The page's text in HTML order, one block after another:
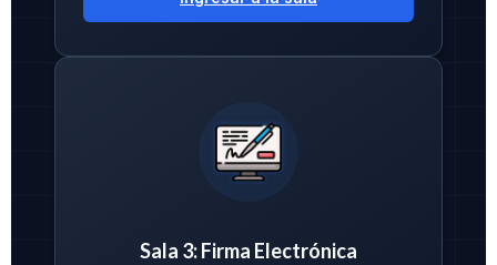
Sala 3: Firma Electrónica